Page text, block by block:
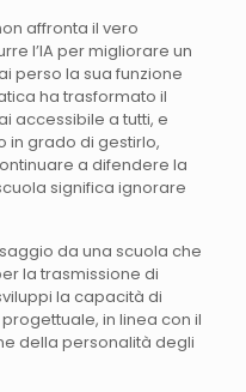
affronta il vero
l’IA per migliorare un
perso la sua funzione
ha trasformato il
accessibile a tutti, e
in grado di gestirlo,
a difendere la
significa ignorare
da una scuola che
la trasmissione di
la capacità di
in linea con il
della personalità degli